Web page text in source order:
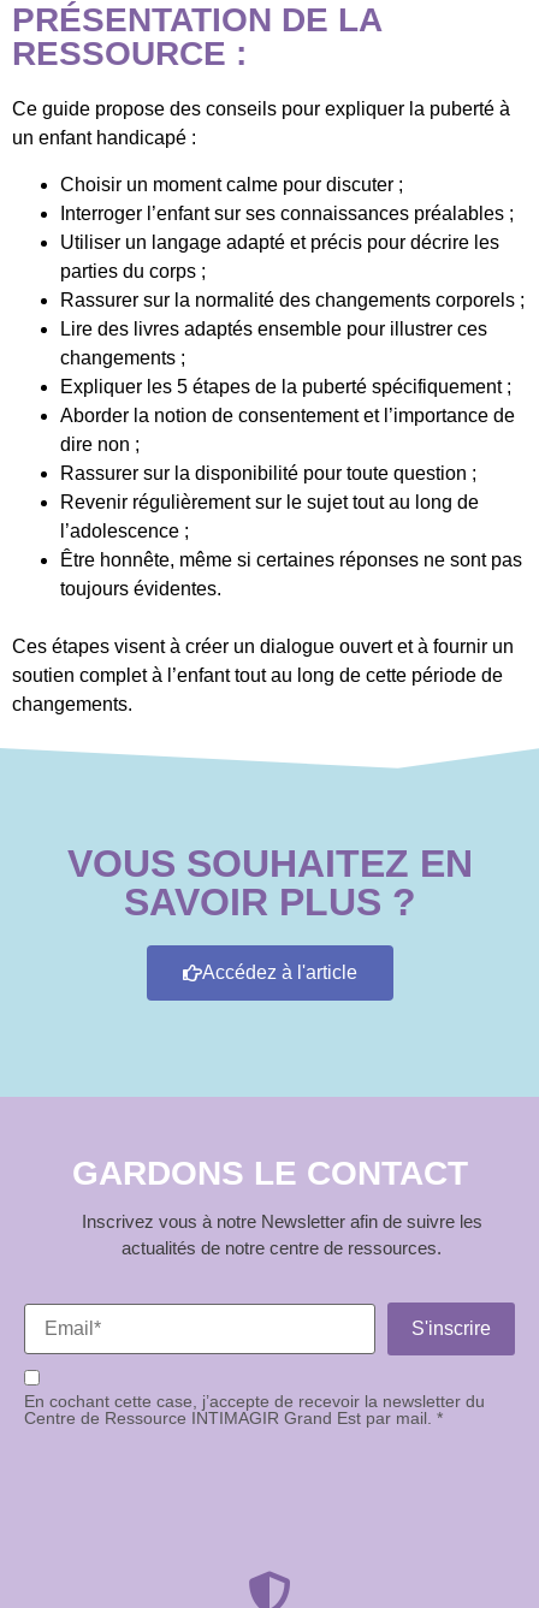
PRÉSENTATION DE LA
RESSOURCE :
Ce guide propose des conseils pour expliquer la puberté à
un enfant handicapé :
Choisir un moment calme pour discuter ;
Interroger l’enfant sur ses connaissances préalables ;
Utiliser un langage adapté et précis pour décrire les
parties du corps ;
Rassurer sur la normalité des changements corporels ;
Lire des livres adaptés ensemble pour illustrer ces
changements ;
Expliquer les 5 étapes de la puberté spécifiquement ;
Aborder la notion de consentement et l’importance de
dire non ;
Rassurer sur la disponibilité pour toute question ;
Revenir régulièrement sur le sujet tout au long de
l’adolescence ;
Être honnête, même si certaines réponses ne sont pas
toujours évidentes.
Ces étapes visent à créer un dialogue ouvert et à fournir un
soutien complet à l’enfant tout au long de cette période de
changements.
VOUS SOUHAITEZ EN
SAVOIR PLUS ?
Accédez à l'article
GARDONS LE CONTACT
Inscrivez vous à notre Newsletter afin de suivre les
actualités de notre centre de ressources.
En cochant cette case, j’accepte de recevoir la newsletter du
Centre de Ressource INTIMAGIR Grand Est par mail. *